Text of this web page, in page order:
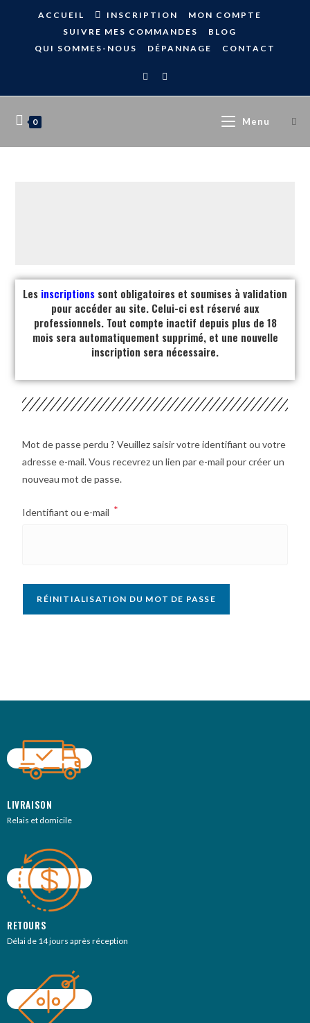
ACCUEIL INSCRIPTION
MON COMPTE
SUIVRE MES COMMANDES
BLOG
QUI SOMMES-NOUS
DÉPANNAGE CONTACT
0 Menu
Les inscriptions sont obligatoires et soumises à validation
pour accéder au site. Celui-ci est réservé aux
professionnels. Tout compte inactif depuis plus de 18
mois sera automatiquement supprimé, et une nouvelle
inscription sera nécessaire.
Mot de passe perdu ? Veuillez saisir votre identifiant ou votre
adresse e-mail. Vous recevrez un lien par e-mail pour créer un
nouveau mot de passe.
Identifiant ou e-mail *
RÉINITIALISATION DU MOT DE PASSE
LIVRAISON
Relais et domicile
RETOURS
Délai de 14 jours après réception